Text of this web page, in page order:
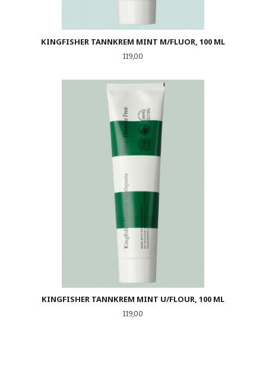
KINGFISHER TANNKREM MINT M/FLUOR, 100 ML
Pris
119,00
KINGFISHER TANNKREM MINT U/FLOUR, 100 ML
Pris
119,00